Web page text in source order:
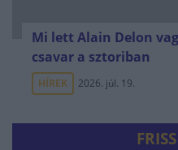
Mi lett Alain Delon
csavar a sztoriban
HÍREK 2026. júl. 19.